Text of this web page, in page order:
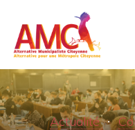
Actualité